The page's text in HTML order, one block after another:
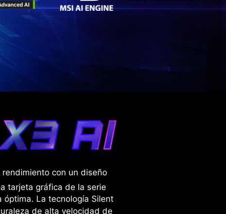
con un diseño
tarjeta gráfica de la serie
óptima. La tecnología Silent
de alta velocidad de